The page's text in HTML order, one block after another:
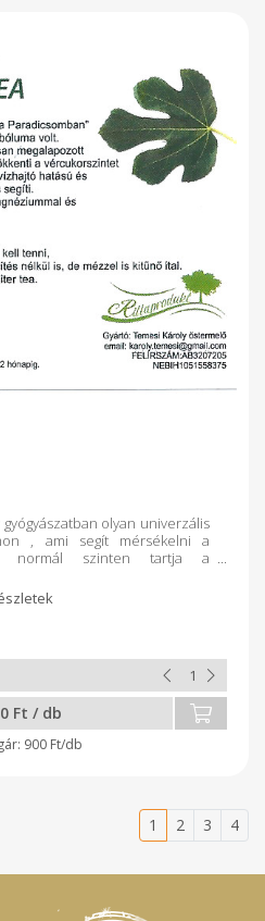
olyan univerzális
, ami segít mérsékelni a
, normál szinten tartja a
magnéziumot , rezet ,
, cinket , folsavat és nátriumot .
tea fogyasztása . Elkészítése a
.
Ft / db
900 Ft/db
1 2 3 4